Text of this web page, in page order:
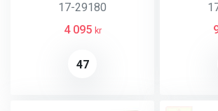
17-29180
4 095 kr
47